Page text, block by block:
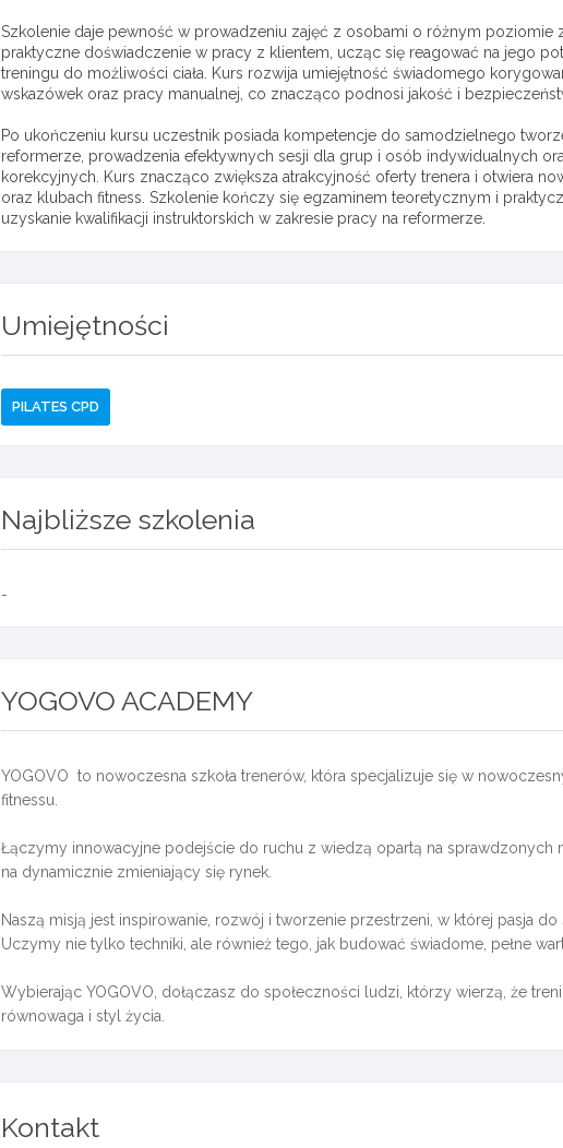
Szkolenie daje pewność w prowadzeniu zajęć z osobami o różnym poziomie
praktyczne doświadczenie w pracy z klientem, ucząc się reagować na jego
treningu do możliwości ciała. Kurs rozwija umiejętność świadomego
wskazówek oraz pracy manualnej, co znacząco podnosi jakość i
Po ukończeniu kursu uczestnik posiada kompetencje do samodzielnego
reformerze, prowadzenia efektywnych sesji dla grup i osób indywidualnych
korekcyjnych. Kurs znacząco zwiększa atrakcyjność oferty trenera i otwiera
oraz klubach fitness. Szkolenie kończy się egzaminem teoretycznym i
uzyskanie kwalifikacji instruktorskich w zakresie pracy na reformerze.
Umiejętności
PILATES CPD
Najbliższe szkolenia
-
YOGOVO ACADEMY
YOGOVO to nowoczesna szkoła trenerów, która specjalizuje się w
fitnessu.
Łączymy innowacyjne podejście do ruchu z wiedzą opartą na sprawdzonych
na dynamicznie zmieniający się rynek.
Naszą misją jest inspirowanie, rozwój i tworzenie przestrzeni, w której pasja
Uczymy nie tylko techniki, ale również tego, jak budować świadome, pełne
Wybierając YOGOVO, dołączasz do społeczności ludzi, którzy wierzą, że
równowaga i styl życia.
Kontakt